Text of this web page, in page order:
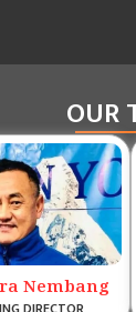
OUR
Nembang